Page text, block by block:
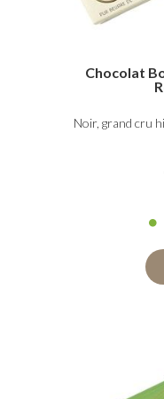
Chocolat
Noir, grand cru